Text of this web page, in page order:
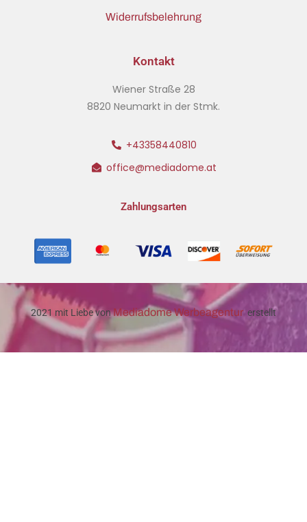
Widerrufsbelehrung
Kontakt
Wiener Straße 28
8820 Neumarkt in der Stmk.
+43358440810
office@mediadome.at
Zahlungsarten
2021 mit Liebe vonMediadome Werbeagentur erstellt